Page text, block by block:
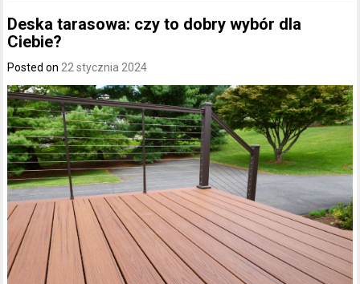
Deska tarasowa: czy to dobry wybór dla
Ciebie?
Posted on22 stycznia 2024